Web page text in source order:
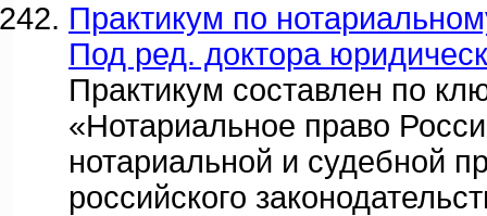
Практикум по
Под ред. доктора
Практикум составлен по
«Нотариальное право
нотариальной и судебной
российского